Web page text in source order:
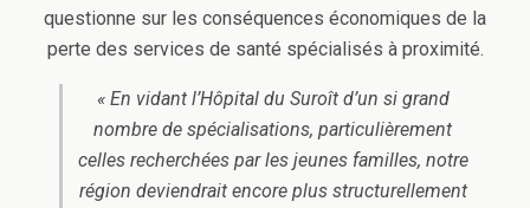
questionne sur les conséquences économiques de la
perte des services de santé spécialisés à proximité.
« En vidant l’Hôpital du Suroît d’un si grand
nombre de spécialisations, particulièrement
celles recherchées par les jeunes familles, notre
région deviendrait encore plus structurellement